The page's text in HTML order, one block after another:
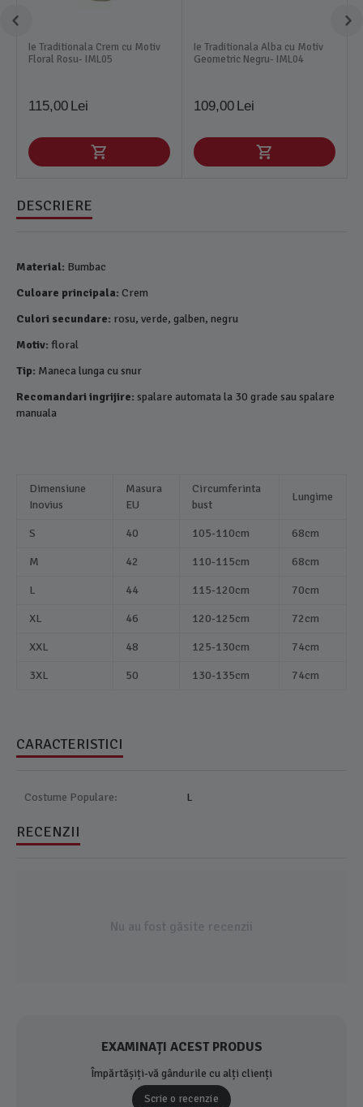
Ie Traditionala Crem cu Motiv
Floral Rosu- IML05
115,00 Lei
Ie Traditionala Alba cu Motiv
Geometric Negru- IML04
109,00 Lei
DESCRIERE
Material: Bumbac
Culoare principala:Crem
Culori secundare: rosu, verde, galben, negru
Motiv:floral
Tip: Maneca lunga cu snur
Recomandari ingrijire: spalare automata la 30 grade sau spalare
manuala
Dimensiune
Inovius
Masura
EU
Circumferinta
bust
Lungime
S 40 105-110cm 68cm
M 42 110-115cm 68cm
L 44 115-120cm 70cm
XL 46 120-125cm 72cm
XXL 48 125-130cm 74cm
3XL 50 130-135cm 74cm
CARACTERISTICI
Costume Populare: L
RECENZII
Nu au fost găsite recenzii
EXAMINAȚI ACEST PRODUS
Împărtășiți-vă gândurile cu alți clienți
Scrie o recenzie